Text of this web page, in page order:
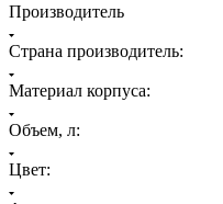
Производитель
Страна производитель:
Материал корпуса:
Объем, л:
Цвет: